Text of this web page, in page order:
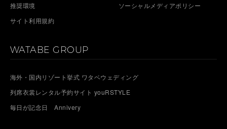
推奨環境
ソーシャルメディアポリシー
サイト利用規約
WATABE GROUP
海外・国内リゾート挙式 ワタベウェディング
列席衣裳レンタル予約サイト youRSTYLE
毎日が記念日 Annivery